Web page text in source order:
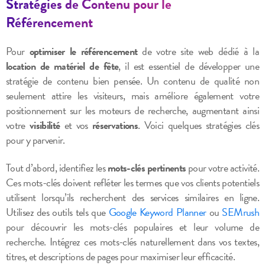
Référencement
Pour optimiser le référencementde votre site web dédié à la
location de matériel de fête, il est essentiel de développer une
stratégie de contenu bien pensée. Un contenu de qualité non
seulement attire les visiteurs, mais améliore également votre
positionnement sur les moteurs de recherche, augmentant ainsi
votre visibilitéet vos réservations. Voici quelques stratégies clés
pour y parvenir.
Tout d’abord, identifiez lesmots-clés pertinentspour votre activité.
Ces mots-clés doivent refléter les termes que vos clients potentiels
utilisent lorsqu’ils recherchent des services similaires en ligne.
Utilisez des outils tels que Google Keyword Plannerou SEMrush
pour découvrir les mots-clés populaires et leur volume de
recherche. Intégrez ces mots-clés naturellement dans vos textes,
titres, et descriptions de pages pour maximiser leur efficacité.